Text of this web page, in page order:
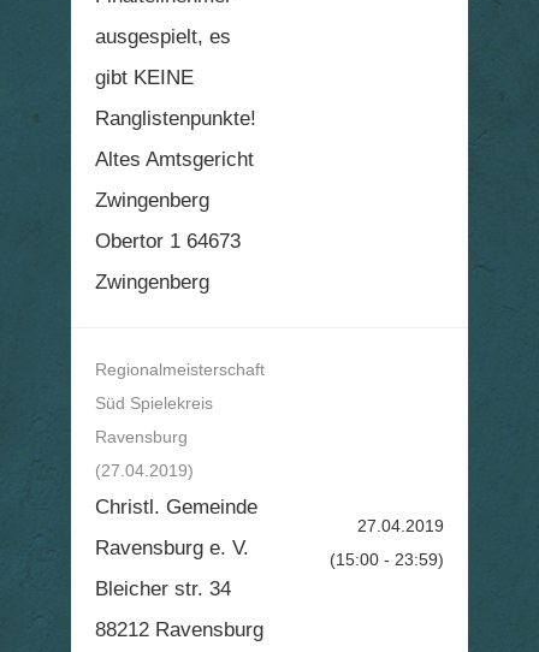
ausgespielt, es
gibt KEINE
Ranglistenpunkte!
Altes Amtsgericht
Zwingenberg
Obertor 1 64673
Zwingenberg
Regionalmeisterschaft
Süd Spielekreis
Ravensburg
(27.04.2019)
Christl. Gemeinde
Ravensburg e. V.
Bleicher str. 34
88212 Ravensburg
27.04.2019
(15:00 - 23:59)